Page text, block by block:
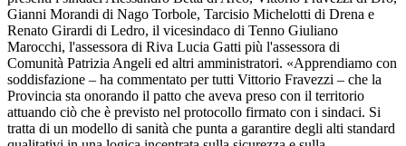
Gianni Morandi di Nago Torbole, Tarcisio Michelotti di Drena e
Renato Girardi di Ledro, il vicesindaco di Tenno Giuliano
Marocchi, l'assessora di Riva Lucia Gatti più l'assessora di
Comunità Patrizia Angeli ed altri amministratori. «Apprendiamo con
soddisfazione – ha commentato per tutti Vittorio Fravezzi – che la
Provincia sta onorando il patto che aveva preso con il territorio
attuando ciò che è previsto nel protocollo firmato con i sindaci. Si
tratta di un modello di sanità che punta a garantire degli alti standard